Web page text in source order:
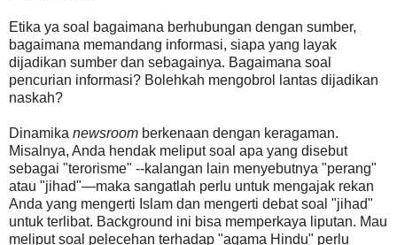
Etika ya soal bagaimana berhubungan dengan sumber,
bagaimana memandang informasi, siapa yang layak
dijadikan sumber dan sebagainya. Bagaimana soal
pencurian informasi? Bolehkah mengobrol lantas dijadikan
naskah?
Dinamika newsroom berkenaan dengan keragaman.
Misalnya, Anda hendak meliput soal apa yang disebut
sebagai "terorisme" --kalangan lain menyebutnya "perang"
atau "jihad"—maka sangatlah perlu untuk mengajak rekan
Anda yang mengerti Islam dan mengerti debat soal "jihad"
untuk terlibat. Background ini bisa memperkaya liputan. Mau
meliput soal pelecehan terhadap "agama Hindu" perlu